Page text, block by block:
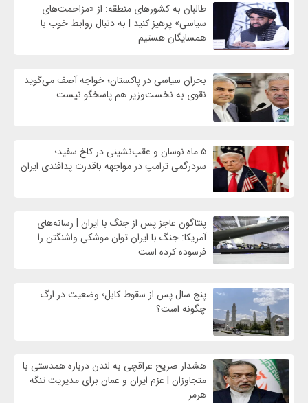
طالبان به کشورهای منطقه: از «مزاحمت‌های
سیاسی» پرهیز کنید | به دنبال روابط خوب با
همسایگان هستیم
بحران سیاسی در پاکستان؛ خواجه آصف می‌گوید
نقوی به نخست‌وزیر هم پاسخگو نیست
۵ ماه نوسان و عقب‌نشینی در کاخ سفید؛
سردرگمی ترامپ در مواجهه باقدرت پدافندی ایران
پنتاگون عاجز پس از جنگ با ایران | رسانه‌های
آمریکا: جنگ با ایران توان موشکی واشنگتن را
فرسوده کرده است
پنج سال پس از سقوط کابل؛ وضعیت در ارگ
چگونه است؟
هشدار صریح عراقچی به لندن درباره همدستی با
متجاوزان | عزم ایران و عمان برای مدیریت تنگه
هرمز